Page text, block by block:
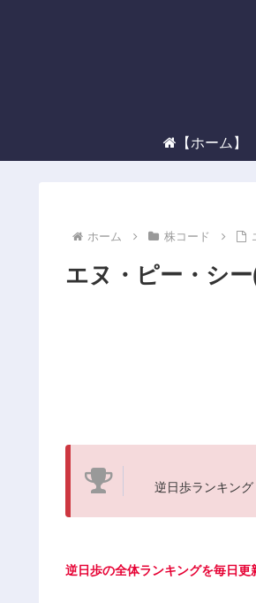
【ホーム】
ホーム 株コード
エヌ・ピー・シ
逆日歩ランキング
逆日歩の全体ランキングを毎日更